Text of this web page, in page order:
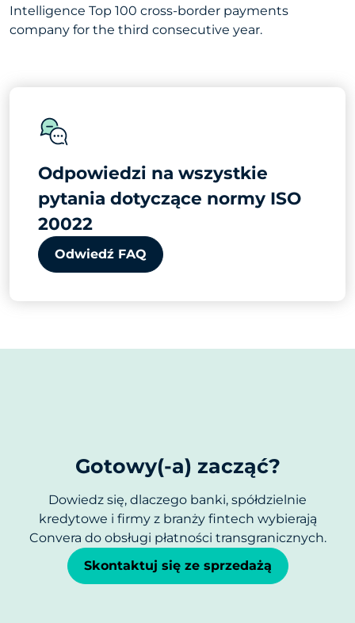
Intelligence Top 100 cross-border payments
company for the third consecutive year.
Odpowiedzi na wszystkie
pytania dotyczące normy ISO
20022
Odwiedź FAQ
Gotowy(-a) zacząć?
Dowiedz się, dlaczego banki, spółdzielnie
kredytowe i firmy z branży fintech wybierają
Convera do obsługi płatności transgranicznych.
Skontaktuj się ze sprzedażą